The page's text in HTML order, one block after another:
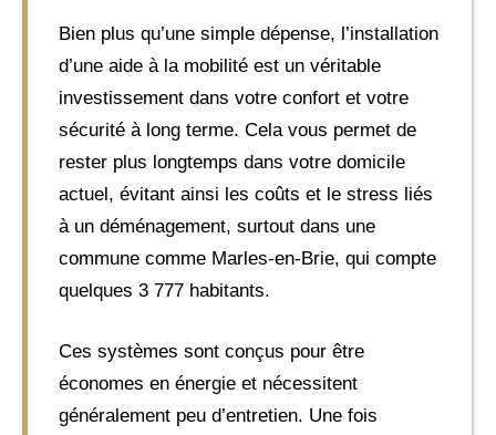
Bien plus qu’une simple dépense, l’installation
d’une aide à la mobilité est un véritable
investissement dans votre confort et votre
sécurité à long terme. Cela vous permet de
rester plus longtemps dans votre domicile
actuel, évitant ainsi les coûts et le stress liés
à un déménagement, surtout dans une
commune comme Marles-en-Brie, qui compte
quelques 3 777 habitants.
Ces systèmes sont conçus pour être
économes en énergie et nécessitent
généralement peu d’entretien. Une fois